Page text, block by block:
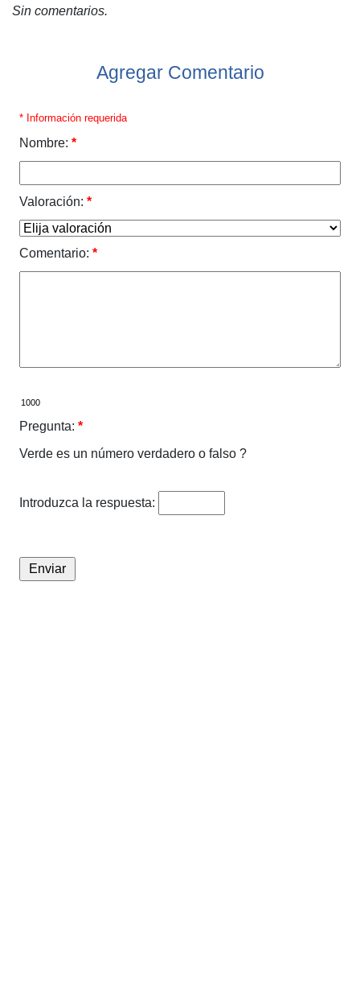
Sin comentarios.
Agregar Comentario
* Información requerida
Nombre: *
Valoración: *
Comentario: *
Pregunta: *
Verde es un número verdadero o falso ?
Introduzca la respuesta: